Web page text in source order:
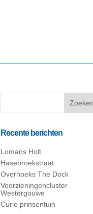
Recente berichten
Lomans Holt
Hasebroekstraat
Overhoeks The Dock
Voorzieningencluster
Westergouwe
Curio prinsentuin